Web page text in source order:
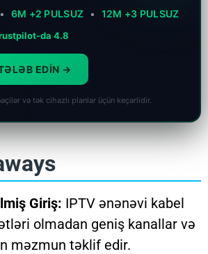
6M +2 PULSUZ • 12M +3 PULSUZ
da 4.8
EDİN
və tək cihazlı planlar üçün keçərlidir.
Giriş: IPTV ənənəvi kabel
olmadan geniş kanallar və
məzmun təklif edir.